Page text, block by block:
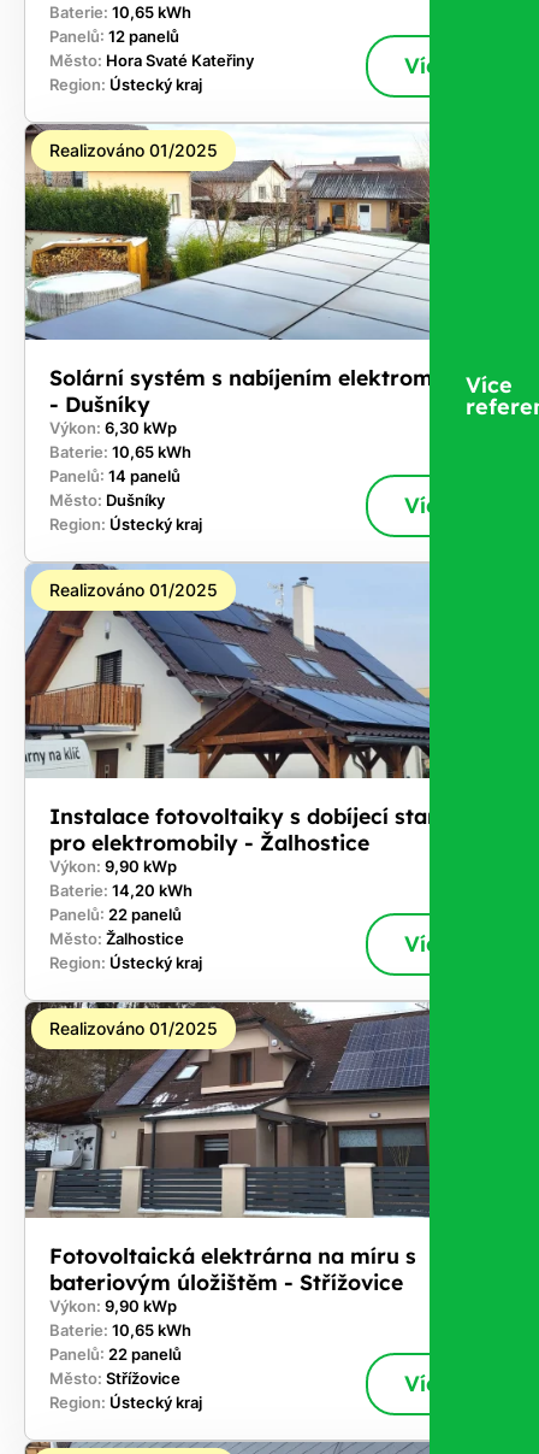
Baterie: 10,65 kWh
Panelů: 12 panelů
Město: Hora Svaté Kateřiny
Region: Ústecký kraj
Více
Realizováno 01/2025
Solární systém s nabíjením elektromobilů
- Dušníky
Výkon: 6,30 kWp
Baterie: 10,65 kWh
Panelů: 14 panelů
Město: Dušníky
Region: Ústecký kraj
Více
Realizováno 01/2025
Instalace fotovoltaiky s dobíjecí stanicí
pro elektromobily - Žalhostice
Výkon: 9,90 kWp
Baterie: 14,20 kWh
Panelů: 22 panelů
Město: Žalhostice
Region: Ústecký kraj
Více
Realizováno 01/2025
Fotovoltaická elektrárna na míru s
bateriovým úložištěm - Střížovice
Výkon: 9,90 kWp
Baterie: 10,65 kWh
Panelů: 22 panelů
Město: Střížovice
Region: Ústecký kraj
Více
Více